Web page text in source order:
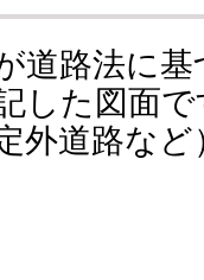
道路法に基
した図面
外道路な